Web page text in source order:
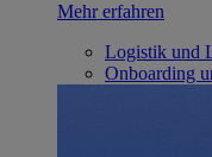
Mehr erfahren
Logistik und
Onboarding